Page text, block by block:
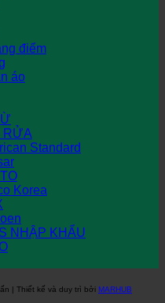
điểm
áo
RỬA
Standard
Korea
NHẬP KHẨU
| Thiết kế và duy trì bởi MARHUB